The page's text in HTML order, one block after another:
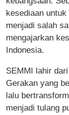
kesediaan
menjadi salah
mengajarkan
Indonesia.
SEMMI lahir
Gerakan yang
lalu
menjadi tulang